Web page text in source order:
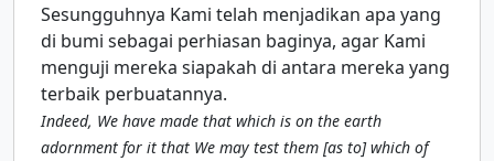
Sesungguhnya Kami telah menjadikan apa yang
di bumi sebagai perhiasan baginya, agar Kami
menguji mereka siapakah di antara mereka yang
terbaik perbuatannya.
Indeed, We have made that which is on the earth
adornment for it that We may test them [as to] which of